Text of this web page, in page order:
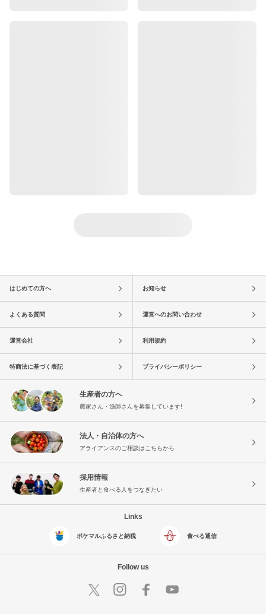
はじめての方へ お知らせ
よくある質問 運営へのお問い合わせ
運営会社 利用規約
特商法に基づく表記 プライバシーポリシー
生産者の方へ
農家さん・漁師さんを募集しています!
法人・自治体の方へ
アライアンスのご相談はこちらから
採用情報
生産者と食べる人をつなぎたい
Links
ポケマルふるさと納税 食べる通信
Follow us